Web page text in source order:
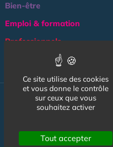
Bien-être
Emploi & formation
Professionnels
NOS AUTRES SITES :
© Australis 2026 - Tous droits
Ce site utilise des cookies
et vous donne le contrôle
sur ceux que vous
souhaitez activer
Tout accepter